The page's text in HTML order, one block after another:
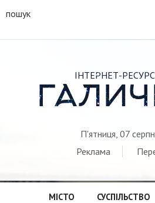
пошук
ІНТЕРНЕТ-
П'ятниця, 07
Реклама
МІСТО СУСПІЛЬСТВО